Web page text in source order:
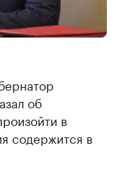
об
в
содержится в